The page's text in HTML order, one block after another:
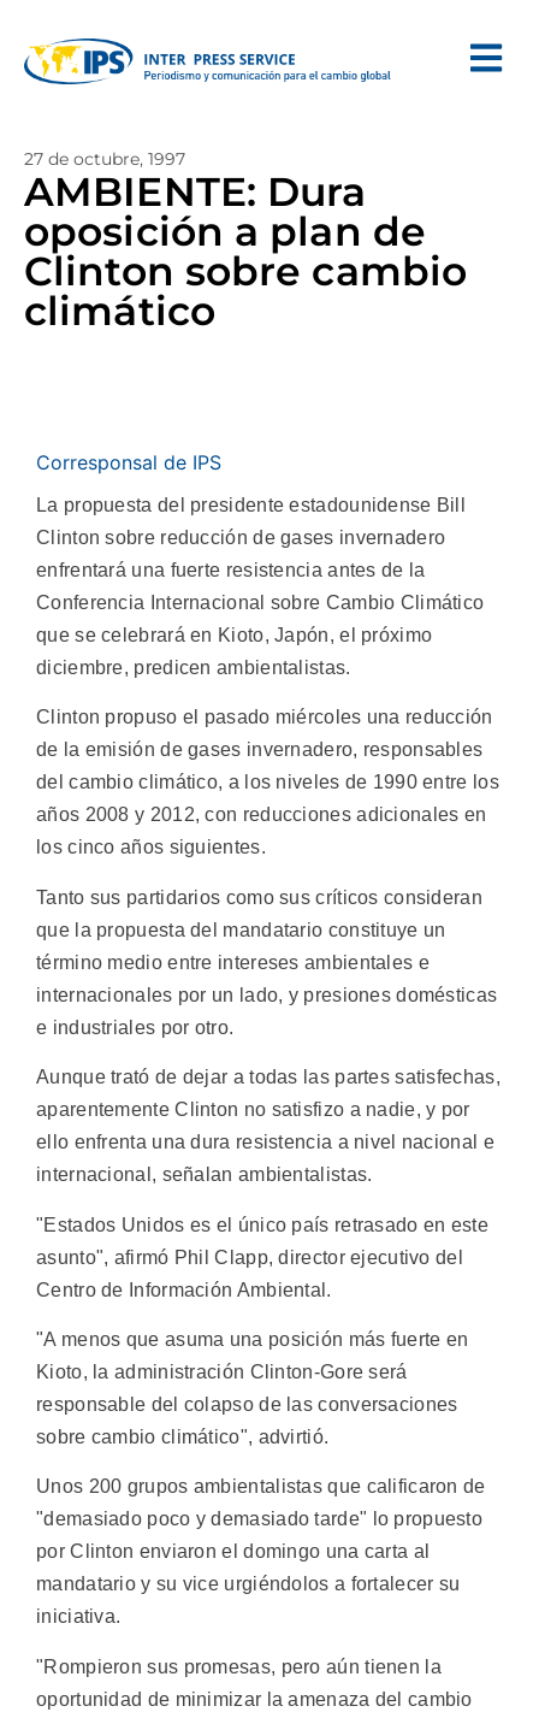
27 de octubre, 1997
AMBIENTE: Dura
oposición a plan de
Clinton sobre cambio
climático
Corresponsal de IPS
La propuesta del presidente estadounidense Bill
Clinton sobre reducción de gases invernadero
enfrentará una fuerte resistencia antes de la
Conferencia Internacional sobre Cambio Climático
que se celebrará en Kioto, Japón, el próximo
diciembre, predicen ambientalistas.
Clinton propuso el pasado miércoles una reducción
de la emisión de gases invernadero, responsables
del cambio climático, a los niveles de 1990 entre los
años 2008 y 2012, con reducciones adicionales en
los cinco años siguientes.
Tanto sus partidarios como sus críticos consideran
que la propuesta del mandatario constituye un
término medio entre intereses ambientales e
internacionales por un lado, y presiones domésticas
e industriales por otro.
Aunque trató de dejar a todas las partes satisfechas,
aparentemente Clinton no satisfizo a nadie, y por
ello enfrenta una dura resistencia a nivel nacional e
internacional, señalan ambientalistas.
"Estados Unidos es el único país retrasado en este
asunto", afirmó Phil Clapp, director ejecutivo del
Centro de Información Ambiental.
"A menos que asuma una posición más fuerte en
Kioto, la administración Clinton-Gore será
responsable del colapso de las conversaciones
sobre cambio climático", advirtió.
Unos 200 grupos ambientalistas que calificaron de
"demasiado poco y demasiado tarde" lo propuesto
por Clinton enviaron el domingo una carta al
mandatario y su vice urgiéndolos a fortalecer su
iniciativa.
"Rompieron sus promesas, pero aún tienen la
oportunidad de minimizar la amenaza del cambio